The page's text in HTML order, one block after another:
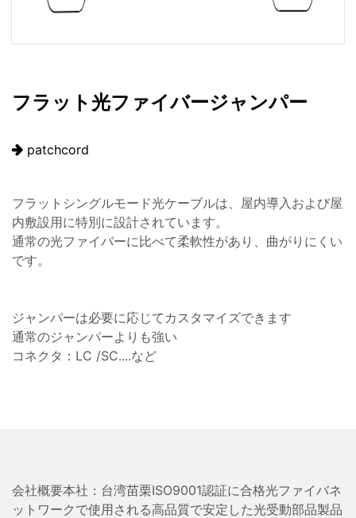
フラット光ファイバージャンパー
patchcord
フラットシングルモード光ケーブルは、屋内導入および屋
内敷設用に特別に設計されています。
通常の光ファイバーに比べて柔軟性があり、曲がりにくい
です。
ジャンパーは必要に応じてカスタマイズできます
通常のジャンパーよりも強い
コネクタ：LC /SC....など
会社概要本社：台湾苗栗ISO9001認証に合格光ファイバネ
ットワークで使用される高品質で安定した光受動部品製品